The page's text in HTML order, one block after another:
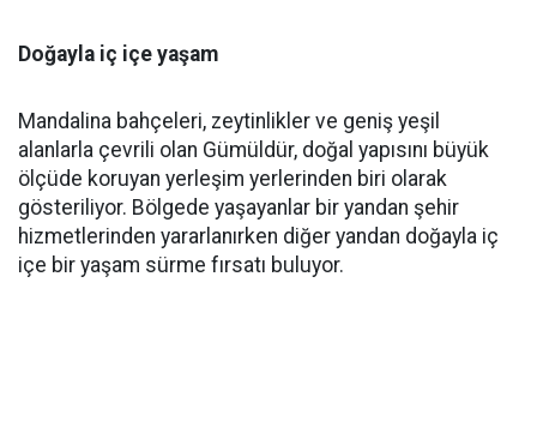
Doğayla iç içe yaşam
Mandalina bahçeleri, zeytinlikler ve geniş yeşil
alanlarla çevrili olan Gümüldür, doğal yapısını büyük
ölçüde koruyan yerleşim yerlerinden biri olarak
gösteriliyor. Bölgede yaşayanlar bir yandan şehir
hizmetlerinden yararlanırken diğer yandan doğayla iç
içe bir yaşam sürme fırsatı buluyor.